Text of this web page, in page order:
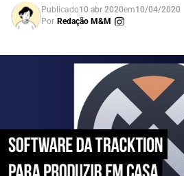
Publicado10 abr 2020em10/04/2020
Por Redação M&M